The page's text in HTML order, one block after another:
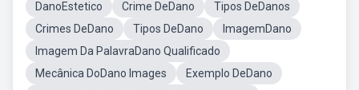
DanoEstetico Crime DeDano
Tipos DeDanos
Crimes DeDano
Tipos DeDano
ImagemDano
Imagem Da PalavraDano Qualificado
Mecânica DoDano Images
Exemplo DeDano